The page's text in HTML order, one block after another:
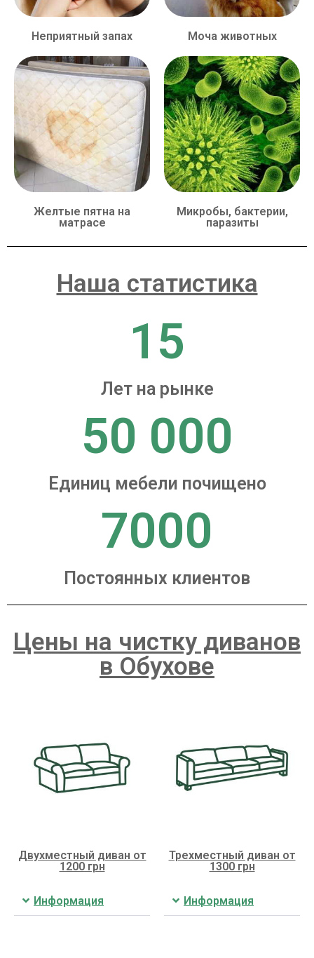
Неприятный запах Моча животных
Желтые пятна на
матрасе
Микробы, бактерии,
паразиты
Наша статистика
15
Лет на рынке
50 000
Единиц мебели почищено
7000
Постоянных клиентов
Цены на чистку диванов
в Обухове
Двухместный диван от
1200 грн
Информация
Трехместный диван от
1300 грн
Информация